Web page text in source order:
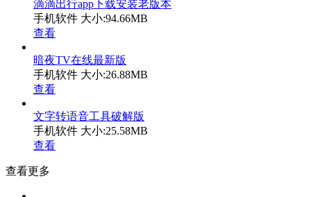
滴滴出行app下载安装老版本
手机软件 大小:94.66MB
查看
暗夜TV在线最新版
手机软件 大小:26.88MB
查看
文字转语音工具破解版
手机软件 大小:25.58MB
查看
查看更多